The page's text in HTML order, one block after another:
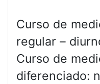
Curso de
regular –
Curso de
diferenciado: